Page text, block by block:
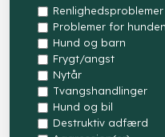
Renlighedsproblemer
Problemer for
Hund og barn
Frygt/angst
Nytår
Tvangshandlinger
Hund og bil
Destruktiv adfærd